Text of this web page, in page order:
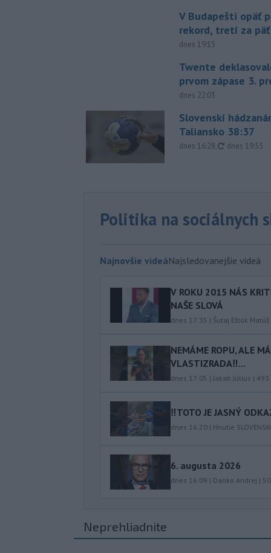
V Budapešti opäť
rekord, tretí za
dnes 19:15
Twente
prvom zápase 3.
dnes 22:03
Slovenskí
Taliansko 38:37
dnes 16:28, aktualizované
dnes 19:55
Politika na sociálnych
Najnovšie videáNajsledovanejšie videá
V ROKU 2015 NÁS
NAŠE SLOVÁ
dnes 17:35 | Šutaj Eštok Matúš
NEMÁME ROPU, ALE
VLASTIZRADA‼️...
dnes 17:05 |Jakab Július | 493
‼️TOTO JE JASNÝ
dnes 16:20 | Hnutie
6. augusta 2026
dnes 16:09 | Danko Andrej |
Neprehliadnite